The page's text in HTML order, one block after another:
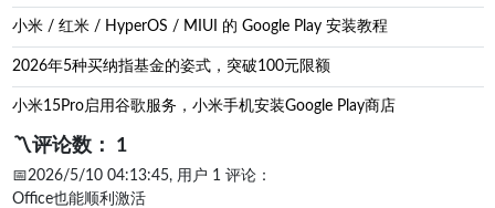
小米 / 红米 / HyperOS / MIUI 的 Google Play 安装教程
2026年5种买纳指基金的姿式，突破100元限额
小米15Pro启用谷歌服务，小米手机安装Google Play商店
〽️评论数： 1
📅2026/5/10 04:13:45, 用户 1 评论：
Office也能顺利激活